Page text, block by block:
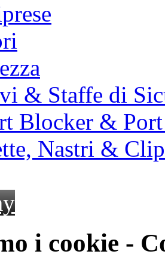
& Staffe di
Blocker &
Nastri &
i cookie -